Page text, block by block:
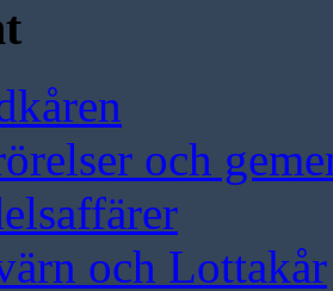
och
och Lottakår